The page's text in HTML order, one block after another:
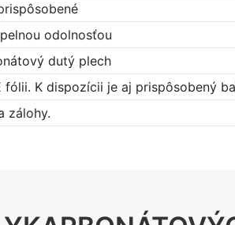
odolnosťou
dutý plech
fólii. K dispozícii je aj prispôsobený
zálohy.